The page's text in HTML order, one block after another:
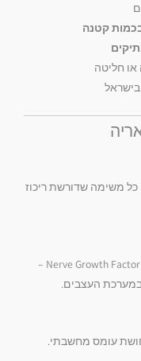
בכמות קטנה
חליטה
משימה שדורשת ריכוז
היחידה מבין הפטריות שמעודדת ייצור של Nerve Growth Factor –
העצבים.
עומס מחשבתי.